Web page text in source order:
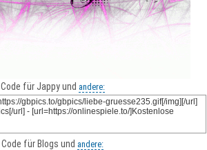
Code für Jappy und andere:
Code für Blogs und andere: